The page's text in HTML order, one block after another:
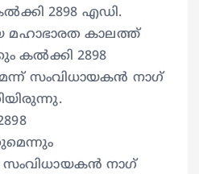
2898 എഡി.
മഹാഭാരത കാലത്ത്
കല്‍ക്കി 2898
സംവിധായകൻ നാഗ്
സംവിധായകൻ നാഗ്